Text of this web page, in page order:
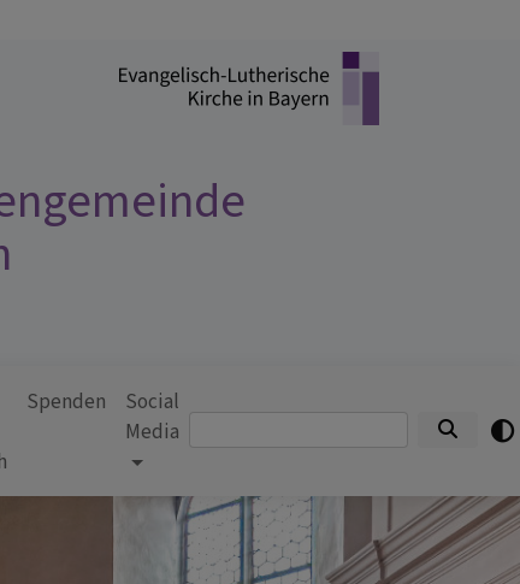
Spenden
Social
MediaSuche